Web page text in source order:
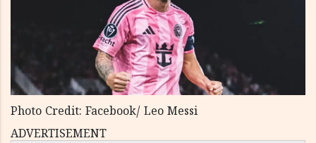
Photo Credit: Facebook/ Leo Messi
ADVERTISEMENT